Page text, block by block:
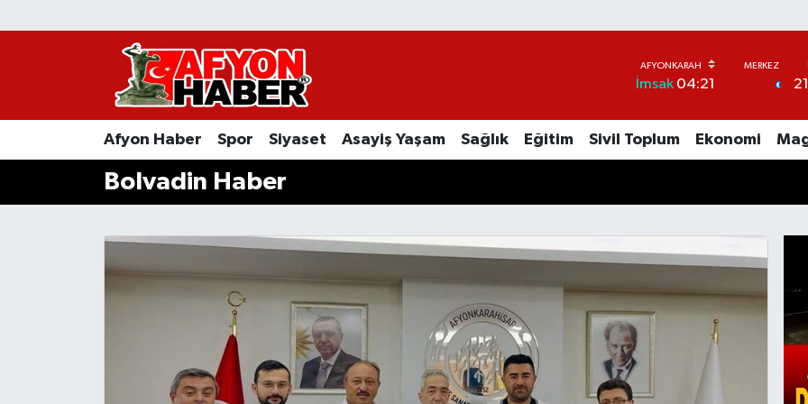
İmsak04:21 21
Afyon Haber Spor Siyaset Asayiş Yaşam Sağlık Eğitim Sivil Toplum Ekonomi
Bolvadin Haber
Afyon Haber
Spor
Asayiş Yaşam